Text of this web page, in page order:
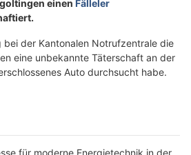
einen Fälleler
bei der Kantonalen Notrufzentrale die
eine unbekannte Täterschaft an der
Auto durchsucht habe.